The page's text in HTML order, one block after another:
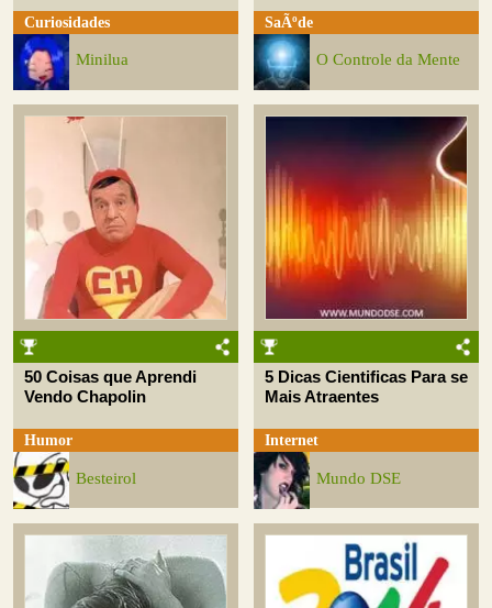
Curiosidades
Minilua
SaÃºde
O Controle da Mente
50 Coisas que Aprendi
Vendo Chapolin
Humor
Besteirol
5 Dicas Cientificas Para se
Mais Atraentes
Internet
Mundo DSE